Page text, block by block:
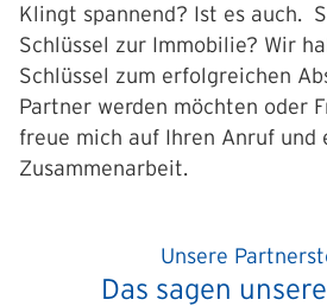
Klingt spannend? Ist es auch.
Schlüssel zur Immobilie? Wir
Schlüssel zum erfolgreichen
Partner werden möchten oder
freue mich auf Ihren Anruf und
Zusammenarbeit.
Unsere
Das sagen